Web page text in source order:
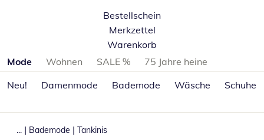
Bestellschein
Merkzettel
Warenkorb
Produktkategorien überspringen
Mode Wohnen SALE %
75 Jahre heine
Neu!
Damenmode Bademode Wäsche Schuhe
... | Bademode | Tankinis